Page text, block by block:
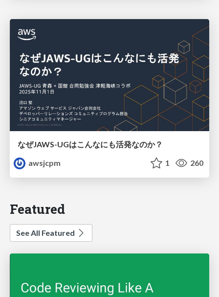
なぜJAWS-UGはこんなにも活発なのか？
awsjcpm
1 260
Featured
See All Featured